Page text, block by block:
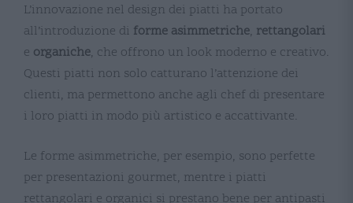
L’innovazione nel design dei piatti ha portato
all’introduzione di forme asimmetriche, rettangolari
e organiche, che offrono un look moderno e creativo.
Questi piatti non solo catturano l’attenzione dei
clienti, ma permettono anche agli chef di presentare
i loro piatti in modo più artistico e accattivante.
Le forme asimmetriche, per esempio, sono perfette
per presentazioni gourmet, mentre i piatti
rettangolari e organici si prestano bene per antipasti